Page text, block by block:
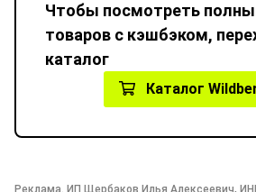
Чтобы посмотреть
товаров с кэшбэком,
каталог
Каталог
Реклама. ИП Щербаков Илья Алексеевич,